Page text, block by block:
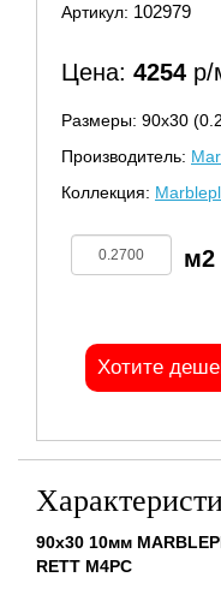
Артикул: 102979
Цена: 4254 р/
Размеры: 90х30
Производитель:
Коллекция:
Хотите
90x30 10мм
RETT M4PC